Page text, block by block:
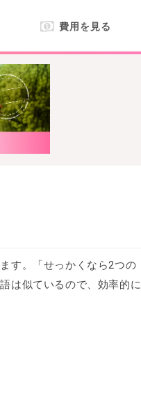
費用を見る
す。「せっかくなら2つの
は似ているので、効率的に